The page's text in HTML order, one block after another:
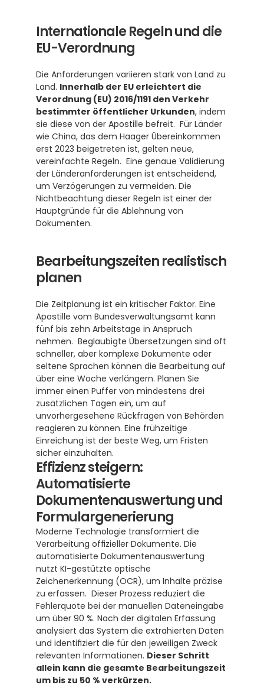
Internationale Regeln und die
EU-Verordnung
Die Anforderungen variieren stark von Land zu
Land. Innerhalb der EU erleichtert die
Verordnung (EU) 2016/1191 den Verkehr
bestimmter öffentlicher Urkunden, indem
sie diese von der Apostille befreit.  Für Länder
wie China, das dem Haager Übereinkommen
erst 2023 beigetreten ist, gelten neue,
vereinfachte Regeln.  Eine genaue Validierung
der Länderanforderungen ist entscheidend,
um Verzögerungen zu vermeiden. Die
Nichtbeachtung dieser Regeln ist einer der
Hauptgründe für die Ablehnung von
Dokumenten.
Bearbeitungszeiten realistisch
planen
Die Zeitplanung ist ein kritischer Faktor. Eine
Apostille vom Bundesverwaltungsamt kann
fünf bis zehn Arbeitstage in Anspruch
nehmen.  Beglaubigte Übersetzungen sind oft
schneller, aber komplexe Dokumente oder
seltene Sprachen können die Bearbeitung auf
über eine Woche verlängern. Planen Sie
immer einen Puffer von mindestens drei
zusätzlichen Tagen ein, um auf
unvorhergesehene Rückfragen von Behörden
reagieren zu können. Eine frühzeitige
Einreichung ist der beste Weg, um Fristen
sicher einzuhalten.
Effizienz steigern:
Automatisierte
Dokumentenauswertung und
Formulargenerierung
Moderne Technologie transformiert die
Verarbeitung offizieller Dokumente. Die
automatisierte Dokumentenauswertung
nutzt KI-gestützte optische
Zeichenerkennung (OCR), um Inhalte präzise
zu erfassen.  Dieser Prozess reduziert die
Fehlerquote bei der manuellen Dateneingabe
um über 90 %. Nach der digitalen Erfassung
analysiert das System die extrahierten Daten
und identifiziert die für den jeweiligen Zweck
relevanten Informationen. Dieser Schritt
allein kann die gesamte Bearbeitungszeit
um bis zu 50 % verkürzen.